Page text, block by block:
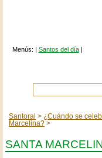
Menús: | Santos del día|
Santoral ¿Cuándo se
Marcelina?
SANTA